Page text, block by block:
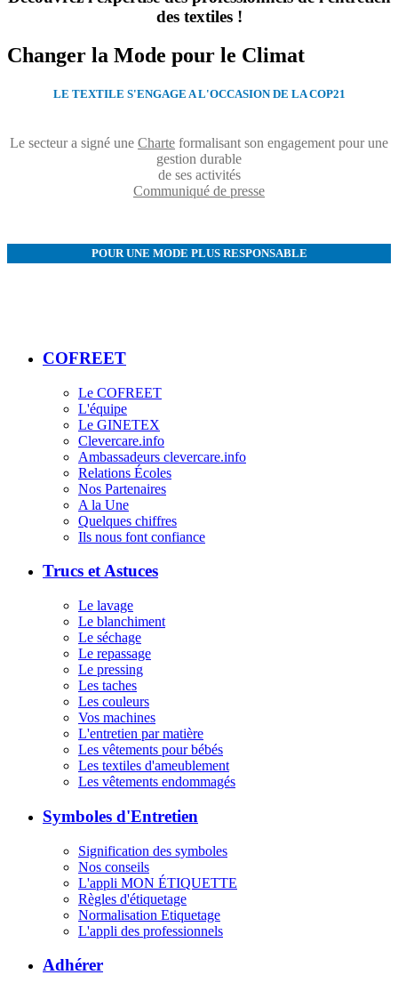
des textiles !
Changer la Mode pour le Climat
LE TEXTILE S'ENGAGE A L'OCCASION DE LA COP21
Le secteur a signé une Charte formalisant son engagement pour une
gestion durable
de ses activités
Communiqué de presse
POUR UNE MODE PLUS RESPONSABLE
COFREET
Le COFREET
L'équipe
Le GINETEX
Clevercare.info
Ambassadeurs clevercare.info
Relations Écoles
Nos Partenaires
A la Une
Quelques chiffres
Ils nous font confiance
Trucs et Astuces
Le lavage
Le blanchiment
Le séchage
Le repassage
Le pressing
Les taches
Les couleurs
Vos machines
L'entretien par matière
Les vêtements pour bébés
Les textiles d'ameublement
Les vêtements endommagés
Symboles d'Entretien
Signification des symboles
Nos conseils
L'appli MON ÉTIQUETTE
Règles d'étiquetage
Normalisation Etiquetage
L'appli des professionnels
Adhérer